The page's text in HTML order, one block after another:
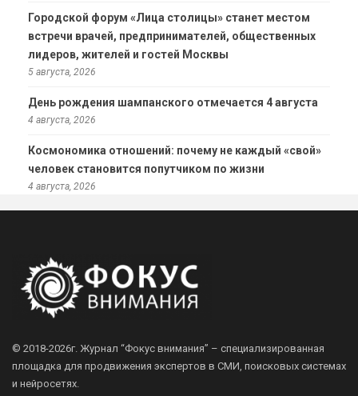
Городской форум «Лица столицы» станет местом
встречи врачей, предпринимателей, общественных
лидеров, жителей и гостей Москвы
5 августа, 2026
День рождения шампанского отмечается 4 августа
4 августа, 2026
Космономика отношений: почему не каждый «свой»
человек становится попутчиком по жизни
4 августа, 2026
© 2018-2026г. Журнал “Фокус внимания” – специализированная
площадка для продвижения экспертов в СМИ, поисковых системах
и нейросетях.